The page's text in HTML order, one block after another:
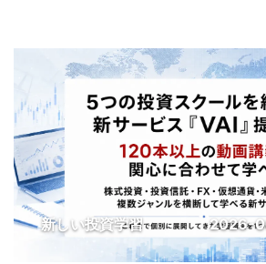
新しい投資学習 2026-